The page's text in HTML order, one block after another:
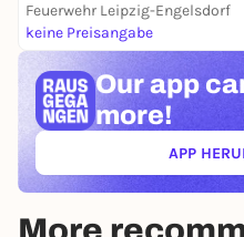
Feuerwehr Leipzig-Engelsdorf
keine Preisangabe
Our app
more!
APP